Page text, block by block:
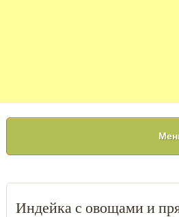
Индейка с овощами и